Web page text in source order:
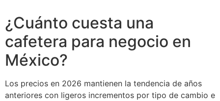
¿Cuánto cuesta una
cafetera para negocio en
México?
Los precios en 2026 mantienen la tendencia de años
anteriores con ligeros incrementos por tipo de cambio e